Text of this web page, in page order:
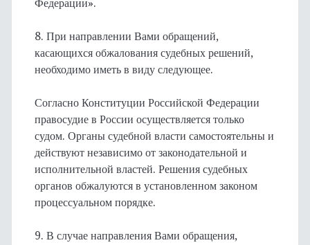
Федерации».
8. При направлении Вами обращений,
касающихся обжалования судебных решений,
необходимо иметь в виду следующее.
Согласно Конституции Российской Федерации
правосудие в России осуществляется только
судом. Органы судебной власти самостоятельны и
действуют независимо от законодательной и
исполнительной властей. Решения судебных
органов обжалуются в установленном законом
процессуальном порядке.
9. В случае направления Вами обращения,